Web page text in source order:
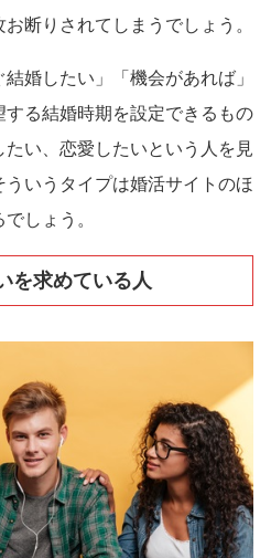
断りされてしまうでしょう。
婚したい」「機会があれば」
する結婚時期を設定できるもの
い、恋愛したいという人を見
いうタイプは婚活サイトのほ
しょう。
を求めている人